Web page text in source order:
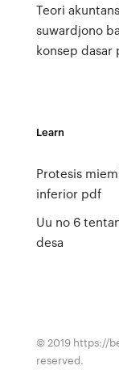
Teori
suwardjono
konsep dasar
Learn
Protesis
inferior pdf
Uu no 6
desa
© 2019 https://
reserved.